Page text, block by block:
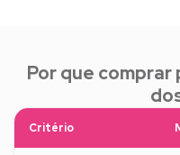
Por que comprar
Critério